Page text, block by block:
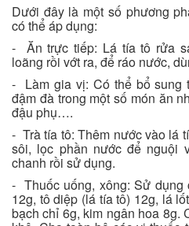
Dưới đây là một số phương
có thể áp dụng:
- Ăn trực tiếp: Lá tía tô rửa
loãng rồi vớt ra, để ráo nước,
- Làm gia vị: Có thể bổ sung
đậm đà trong một số món ăn
đậu phụ….
- Trà tía tô: Thêm nước vào lá
sôi, lọc phần nước để nguội
chanh rồi sử dụng.
- Thuốc uống, xông: Sử dụng
12g, tô diệp (lá tía tô) 12g, lá
bạch chỉ 6g, kim ngân hoa 8g.